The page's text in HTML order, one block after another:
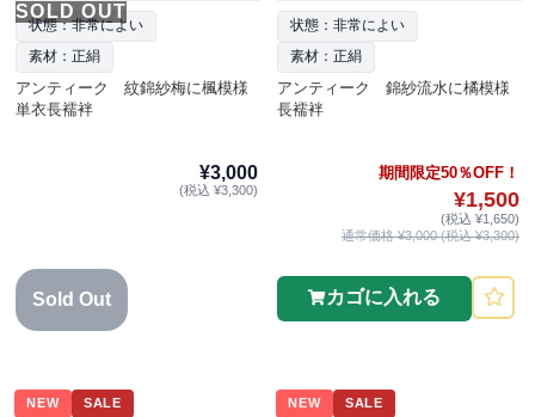
SOLD OUT
状態：非常によい
素材：正絹
アンティーク 紋錦紗梅に楓模様
単衣長襦袢
¥3,000
(税込 ¥3,300)
Sold Out
状態：非常によい
素材：正絹
アンティーク 錦紗流水に橘模様
長襦袢
期間限定50％OFF！
¥1,500
(税込 ¥1,650)
通常価格 ¥3,000 (税込 ¥3,300)
カゴに入れる
NEW SALE NEW SALE